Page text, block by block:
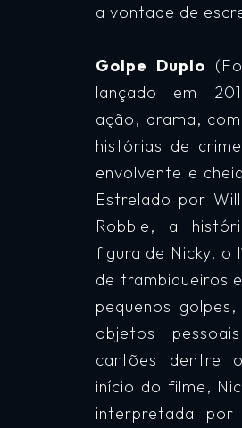
a vontade de
Golpe Duplo
lançado em
ação, drama,
histórias de
envolvente e
Estrelado por
Robbie, a
figura de Nicky, o
de trambiqueiros
pequenos
objetos
cartões dentre
início do filme,
interpretada por